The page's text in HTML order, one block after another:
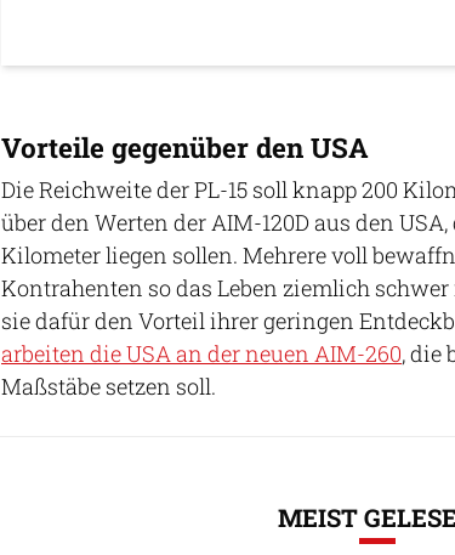
Vorteile gegenüber den USA
Die Reichweite der PL-15 soll knapp 200
über den Werten der AIM-120D aus den
Kilometer liegen sollen. Mehrere voll
Kontrahenten so das Leben ziemlich
sie dafür den Vorteil ihrer geringen
arbeiten die USA an der neuen AIM-260, die
Maßstäbe setzen soll.
MEIST